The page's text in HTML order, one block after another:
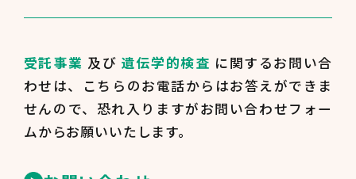
受託事業 及び 遺伝学的検査 に関するお問い合
わせは、
こちらのお電話からはお答えができま
せんので、 恐れ入りますがお問い合わせフォー
ムからお願いいたします。